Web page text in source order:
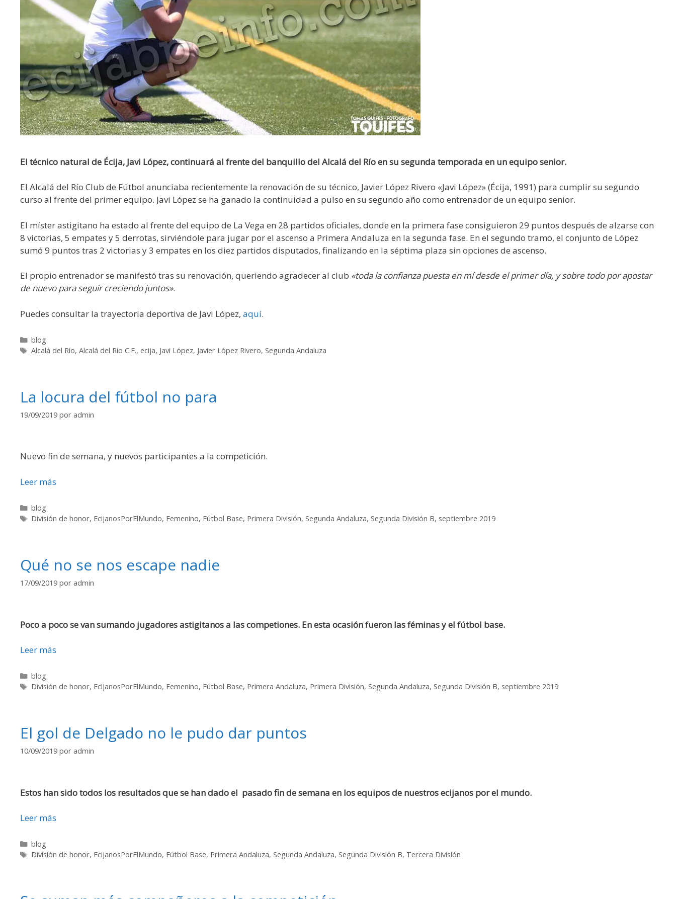
El técnico natural de Écija, Javi López, continuará al frente del banquillo del Alcalá del Río en su segunda temporada en un equipo senior.
El Alcalá del Río Club de Fútbol anunciaba recientemente la renovación de su técnico, Javier López Rivero «Javi López» (Écija, 1991) para cumplir su segundo
curso al frente del primer equipo. Javi López se ha ganado la continuidad a pulso en su segundo año como entrenador de un equipo senior.
El míster astigitano ha estado al frente del equipo de La Vega en 28 partidos oficiales, donde en la primera fase consiguieron 29 puntos después de alzarse con
8 victorias, 5 empates y 5 derrotas, sirviéndole para jugar por el ascenso a Primera Andaluza en la segunda fase. En el segundo tramo, el conjunto de López
sumó 9 puntos tras 2 victorias y 3 empates en los diez partidos disputados, finalizando en la séptima plaza sin opciones de ascenso.
El propio entrenador se manifestó tras su renovación, queriendo agradecer al club «toda la confianza puesta en mí desde el primer día, y sobre todo por apostar
de nuevo para seguir creciendo juntos».
Puedes consultar la trayectoria deportiva de Javi López, aquí.
blog
Alcalá del Río, Alcalá del Río C.F., ecija, Javi López, Javier López Rivero, Segunda Andaluza
La locura del fútbol no para
19/09/2019 por admin
Nuevo fin de semana, y nuevos participantes a la competición.
Leer más
blog
División de honor, EcijanosPorElMundo, Femenino, Fútbol Base, Primera División, Segunda Andaluza, Segunda División B, septiembre 2019
Qué no se nos escape nadie
17/09/2019 por admin
Poco a poco se van sumando jugadores astigitanos a las competiones. En esta ocasión fueron las féminas y el fútbol base.
Leer más
blog
División de honor, EcijanosPorElMundo, Femenino, Fútbol Base, Primera Andaluza, Primera División, Segunda Andaluza, Segunda División B, septiembre 2019
El gol de Delgado no le pudo dar puntos
10/09/2019 por admin
Estos han sido todos los resultados que se han dado el pasado fin de semana en los equipos de nuestros ecijanos por el mundo.
Leer más
blog
División de honor, EcijanosPorElMundo, Fútbol Base, Primera Andaluza, Segunda Andaluza, Segunda División B, Tercera División